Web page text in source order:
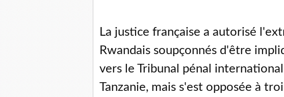
La justice française a autorisé
Rwandais soupçonnés d'être
vers le Tribunal pénal international
Tanzanie, mais s'est opposée à